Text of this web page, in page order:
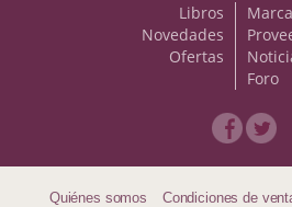
Libros
Novedades
Ofertas
Foro
Quiénes somos Condiciones de